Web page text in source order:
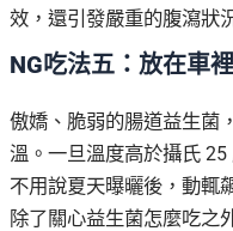
效，還引發嚴重的腹瀉狀
NG吃法五：放在車
傲嬌、脆弱的腸道益生菌
溫。一旦溫度高於攝氏
不用說夏天曝曬後，動輒
除了關心益生菌怎麼吃之